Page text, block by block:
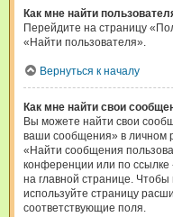
Как мне найти
Перейдите на страницу
«Найти пользователя».
Вернуться к началу
Как мне найти свои
Вы можете найти свои
ваши сообщения» в личном
«Найти сообщения
конференции или по
на главной странице.
используйте страницу
соответствующие поля.